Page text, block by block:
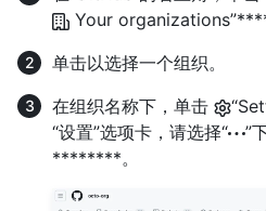
Your organizations”****
单击以选择一个组织。
在组织名称下，单击
“设置”选项卡，请选择“
”
********。